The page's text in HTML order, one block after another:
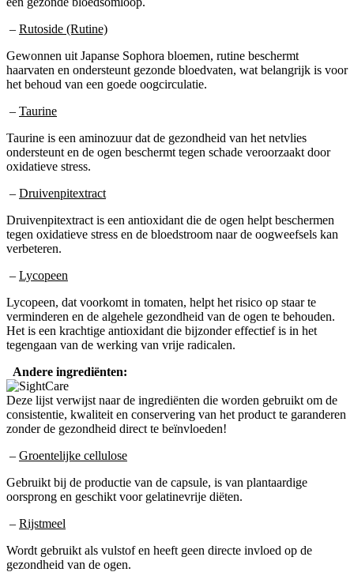
– Rutoside (Rutine)
Gewonnen uit Japanse Sophora bloemen, rutine beschermt
haarvaten en ondersteunt gezonde bloedvaten, wat belangrijk is voor
het behoud van een goede oogcirculatie.
– Taurine
Taurine is een aminozuur dat de gezondheid van het netvlies
ondersteunt en de ogen beschermt tegen schade veroorzaakt door
oxidatieve stress.
– Druivenpitextract
Druivenpitextract is een antioxidant die de ogen helpt beschermen
tegen oxidatieve stress en de bloedstroom naar de oogweefsels kan
verbeteren.
– Lycopeen
Lycopeen, dat voorkomt in tomaten, helpt het risico op staar te
verminderen en de algehele gezondheid van de ogen te behouden.
Het is een krachtige antioxidant die bijzonder effectief is in het
tegengaan van de werking van vrije radicalen.
Andere ingrediënten:
Deze lijst verwijst naar de ingrediënten die worden gebruikt om de
consistentie, kwaliteit en conservering van het product te garanderen
zonder de gezondheid direct te beïnvloeden!
– Groentelijke cellulose
Gebruikt bij de productie van de capsule, is van plantaardige
oorsprong en geschikt voor gelatinevrije diëten.
– Rijstmeel
Wordt gebruikt als vulstof en heeft geen directe invloed op de
gezondheid van de ogen.